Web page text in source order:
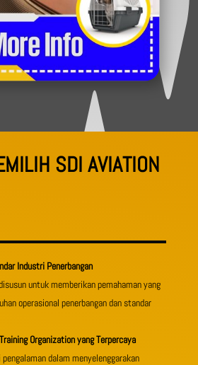
SDI AVIATION
Industri Penerbangan
untuk memberikan pemahaman yang
operasional penerbangan dan standar
Organization yang Terpercaya
dalam menyelenggarakan